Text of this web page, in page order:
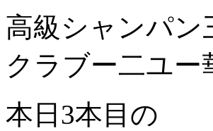
高級シャンパン
クラブー二ユー
本日3本目の